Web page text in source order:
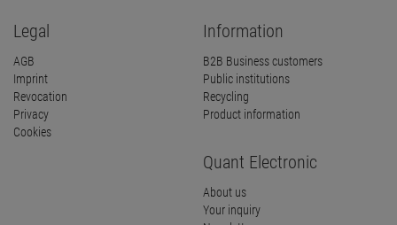
Legal
AGB
Imprint
Revocation
Privacy
Cookies
Information
B2B Business customers
Public institutions
Recycling
Product information
Quant Electronic
About us
Your inquiry